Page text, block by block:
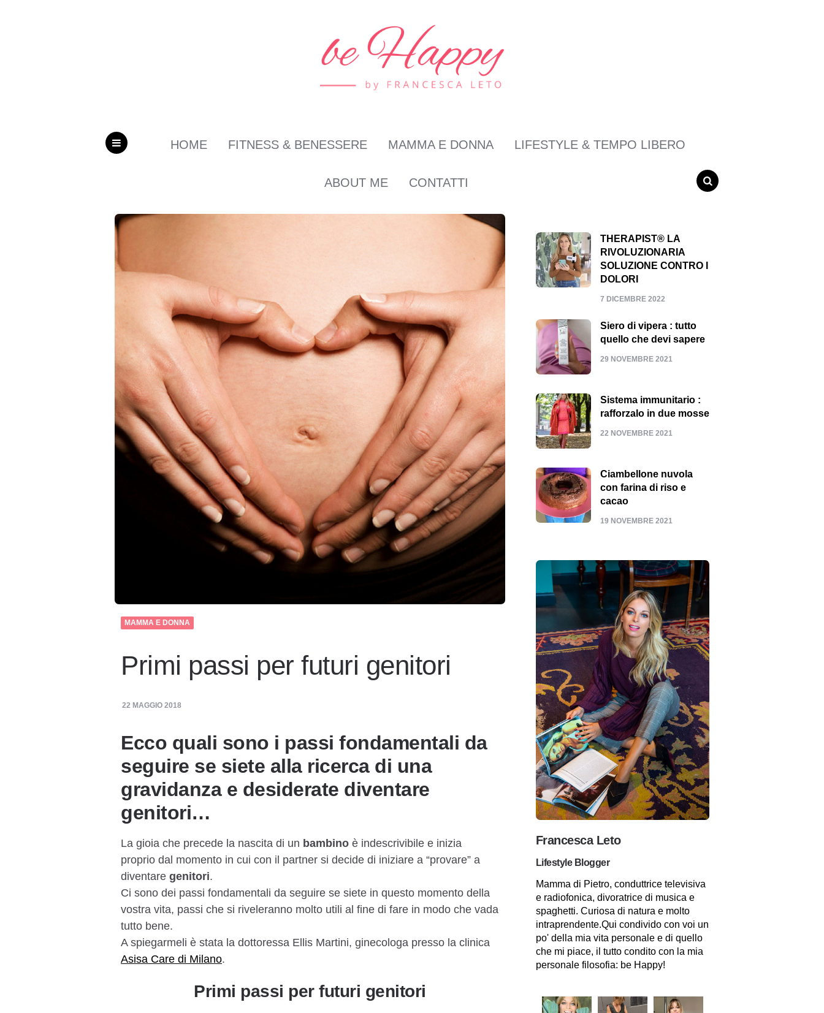
HOME FITNESS & BENESSERE MAMMA E DONNA LIFESTYLE & TEMPO LIBERO
ABOUT ME
CONTATTI
MAMMA E DONNA
Primi passi per futuri genitori
22 MAGGIO 2018
Ecco quali sono i passi fondamentali da
seguire se siete alla ricerca di una
gravidanza e desiderate diventare
genitori…
La gioia che precede la nascita di un bambino è indescrivibile e inizia
proprio dal momento in cui con il partner si decide di iniziare a “provare” a
diventare genitori.
Ci sono dei passi fondamentali da seguire se siete in questo momento della
vostra vita, passi che si riveleranno molto utili al fine di fare in modo che vada
tutto bene.
A spiegarmeli è stata la dottoressa Ellis Martini, ginecologa presso la clinica
Asisa Care di Milano.
Primi passi per futuri genitori
THERAPIST® LA
RIVOLUZIONARIA
SOLUZIONE CONTRO I
DOLORI
7 DICEMBRE 2022
Siero di vipera : tutto
quello che devi sapere
29 NOVEMBRE 2021
Sistema immunitario :
rafforzalo in due mosse
22 NOVEMBRE 2021
Ciambellone nuvola
con farina di riso e
cacao
19 NOVEMBRE 2021
Francesca Leto
Lifestyle Blogger
Mamma di Pietro, conduttrice televisiva
e radiofonica, divoratrice di musica e
spaghetti. Curiosa di natura e molto
intraprendente.Qui condivido con voi un
po' della mia vita personale e di quello
che mi piace, il tutto condito con la mia
personale filosofia: be Happy!